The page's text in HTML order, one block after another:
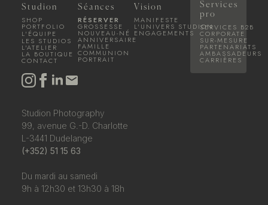
Studion Photography
99, avenue G.-D. Charlotte
L-3441 Dudelange
(+352) 51 15 63
Du mardi au samedi
9h à 12h30 et 13h30 à 18h
Studion
SHOP
PORTFOLIO
L'ÉQUIPE
LES STUDIOS
L'ATELIER
LA BOUTIQUE
CONTACT
Séances
RÉSERVER
GROSSESSE
NOUVEAU-NÉ
ANNIVERSAIRE
FAMILLE
COMMUNION
PORTRAIT
Vision
MANIFESTE
L'UNIVERS STUDION
ENGAGEMENTS
Services
pro
SERVICES B2B
CORPORATE
SUR-MESURE
PARTENARIATS
AMBASSADEURS
CARRIÈRES